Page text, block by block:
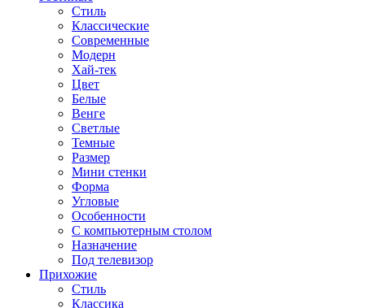
Стиль
Классические
Современные
Модерн
Хай-тек
Цвет
Белые
Венге
Светлые
Темные
Размер
Мини стенки
Форма
Угловые
Особенности
С компьютерным столом
Назначение
Под телевизор
Прихожие
Стиль
Классика